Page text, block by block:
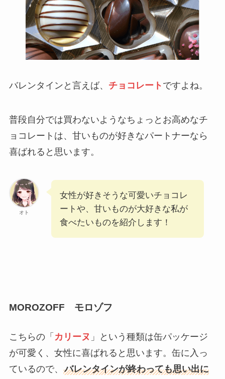
バレンタインと言えば、 チョコレート ですよね。
普段自分では買わないようなちょっとお高めなチ
ョコレートは、甘いものが好きなパートナーなら
喜ばれると思います。
オト
女性が好きそうな可愛いチョコレ
ートや、甘いものが大好きな私が
食べたいものを紹介します！
MOROZOFF モロゾフ
こちらの「 カリーヌ 」という種類は缶パッケージ
が可愛く、女性に喜ばれると思います。缶に入っ
ているので、 バレンタインが終わっても思い出に